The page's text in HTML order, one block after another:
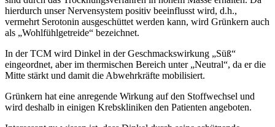
hierdurch unser Nervensystem positiv beeinflusst wird, d.h.,
vermehrt Serotonin ausgeschüttet werden kann, wird Grünkern auch
als „Wohlfühlgetreide“ bezeichnet.
In der TCM wird Dinkel in der Geschmackswirkung „Süß“
eingeordnet, aber im thermischen Bereich unter „Neutral“, da er die
Mitte stärkt und damit die Abwehrkräfte mobilisiert.
Grünkern hat eine anregende Wirkung auf den Stoffwechsel und
wird deshalb in einigen Krebskliniken den Patienten angeboten.